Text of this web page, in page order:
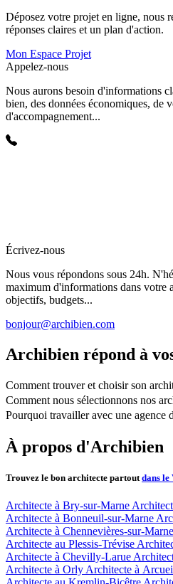
Déposez votre projet en ligne, nous
réponses claires et un plan d'action.
Mon Espace Projet
Appelez-nous
Nous aurons besoin d'informations
bien, des données économiques, de
d'accompagnement...
Écrivez-nous
Nous vous répondons sous 24h.
maximum d'informations dans votre
objectifs, budgets...
bonjour@archibien.com
Archibien répond à
Comment trouver et choisir son
1. Définissons votre projet
2. Rencontrez 3 architectes
Pouvoir comparer et choisir, c’est
Nos appels d'offre vous permettent
Comment nous sélectionnons nos
Nous avons plusieurs critères pour
Pourquoi travailler avec une agence
Parce qu’elle connaît les
Parce qu’elle connaît les
À propos d'Archibien
Trouvez le bon architecte partoutdans le
Architecte à Bry-sur-Marne
Architecte à Bonneuil-sur-Marne
Architecte à Chennevières-sur-Marne
Architecte au Plessis-Trévise
Architecte à Chevilly-Larue
Architecte à OrlyArchitecte à